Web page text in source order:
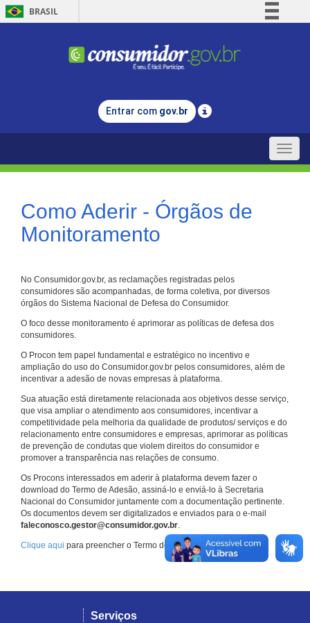
BRASIL
Comunica BR
Legislação
Entrar com gov.br
Toggle
Como Aderir - Órgãos de
Monitoramento
No Consumidor.gov.br, as reclamações registradas pelos
consumidores são acompanhadas, de forma coletiva, por diversos
órgãos do Sistema Nacional de Defesa do Consumidor.
O foco desse monitoramento é aprimorar as políticas de defesa dos
consumidores.
O Procon tem papel fundamental e estratégico no incentivo e
ampliação do uso do Consumidor.gov.br pelos consumidores, além de
incentivar a adesão de novas empresas à plataforma.
Sua atuação está diretamente relacionada aos objetivos desse serviço,
que visa ampliar o atendimento aos consumidores, incentivar a
competitividade pela melhoria da qualidade de produtos/ serviços e do
relacionamento entre consumidores e empresas, aprimorar as políticas
de prevenção de condutas que violem direitos do consumidor e
promover a transparência nas relações de consumo.
Os Procons interessados em aderir à plataforma devem fazer o
download do Termo de Adesão, assiná-lo e enviá-lo à Secretaria
Nacional do Consumidor juntamente com a documentação pertinente.
Os documentos devem ser digitalizados e enviados para o e-mail
faleconosco.gestor@consumidor.gov.br.
Clique aqui para preencher o Termo de Adesão.
Serviços